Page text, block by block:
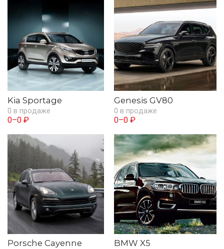
Kia Sportage
0 в продаже
0–0 ₽
Genesis GV80
0 в продаже
0–0 ₽
Porsche Cayenne BMW X5